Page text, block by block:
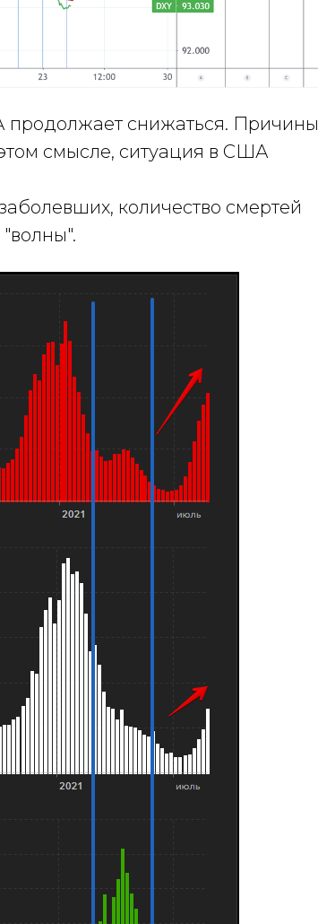
снижаться. Причины
смысле, ситуация в США
количество смертей